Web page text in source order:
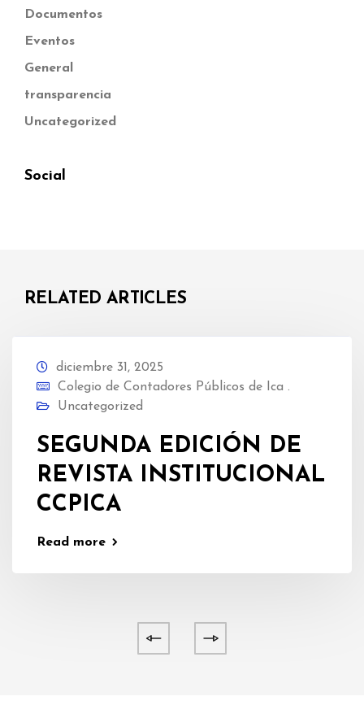
Documentos
Eventos
General
transparencia
Uncategorized
Social
RELATED ARTICLES
diciembre 31, 2025
Colegio de Contadores Públicos de Ica .
Uncategorized
SEGUNDA EDICIÓN DE
REVISTA INSTITUCIONAL
CCPICA
Read more